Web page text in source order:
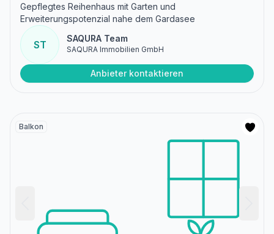
Gepflegtes Reihenhaus mit Garten und
Erweiterungspotenzial nahe dem Gardasee
ST
SAQURA Team
SAQURA Immobilien GmbH
Anbieter kontaktieren
Balkon